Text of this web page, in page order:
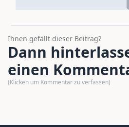
Ihnen gefällt dieser Beitrag?
Dann
einen
(Klicken um Kommentar zu verfassen)